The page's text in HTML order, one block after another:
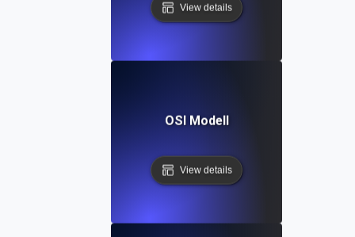
View details
OSI Modell
View details